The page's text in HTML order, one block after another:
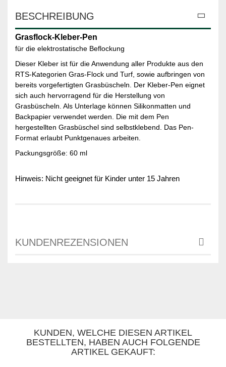
BESCHREIBUNG
Grasflock-Kleber-Pen
für die elektrostatische Beflockung
Dieser Kleber ist für die Anwendung aller Produkte aus den
RTS-Kategorien Gras-Flock und Turf, sowie aufbringen von
bereits vorgefertigten Grasbüscheln. Der Kleber-Pen eignet
sich auch hervorragend für die Herstellung von
Grasbüscheln. Als Unterlage können Silikonmatten und
Backpapier verwendet werden. Die mit dem Pen
hergestellten Grasbüschel sind selbstklebend. Das Pen-
Format erlaubt Punktgenaues arbeiten.
Packungsgröße: 60 ml
Hinweis: Nicht geeignet für Kinder unter 15 Jahren
KUNDENREZENSIONEN
KUNDEN, WELCHE DIESEN ARTIKEL
BESTELLTEN, HABEN AUCH FOLGENDE
ARTIKEL GEKAUFT: